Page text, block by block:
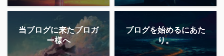
当ブログに来たブロガ
ー様へ
ブログを始めるにあた
り。